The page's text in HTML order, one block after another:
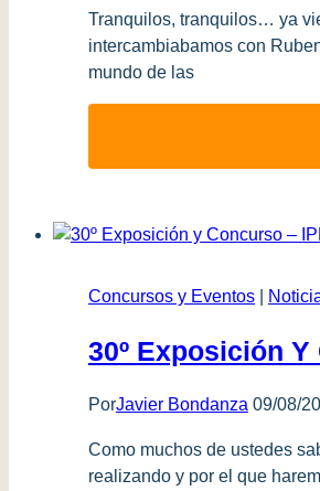
Tranquilos, tranquilos… ya
intercambiabamos con
mundo de las
Concursos y Eventos
30º Exposición
PorJavier Bondanza 09/08/
Como muchos de ustedes
realizando y por el que